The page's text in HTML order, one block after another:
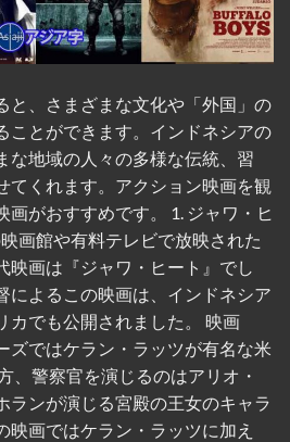
と、さまざまな文化や「外国」の
ことができます。インドネシアの
な地域の人々の多様な伝統、習
てくれます。アクション映画を観
画がおすすめです。 1. ジャワ・ヒ
画館や有料テレビで放映された
映画は『ジャワ・ヒート』でし
によるこの映画は、インドネシア
カでも公開されました。 映画
ズではケラン・ラッツが有名な米
、警察官を演じるのはアリオ・
ランが演じる宮殿の王女のキャラ
映画ではケラン・ラッツに加え